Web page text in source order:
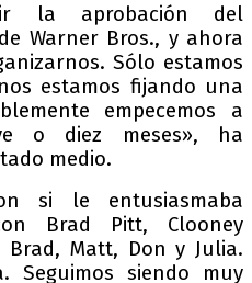
la aprobación del
Warner Bros., y ahora
Sólo estamos
estamos fijando una
empecemos a
o diez meses», ha
medio.
si le entusiasmaba
Brad Pitt, Clooney
Matt, Don y Julia.
Seguimos siendo muy